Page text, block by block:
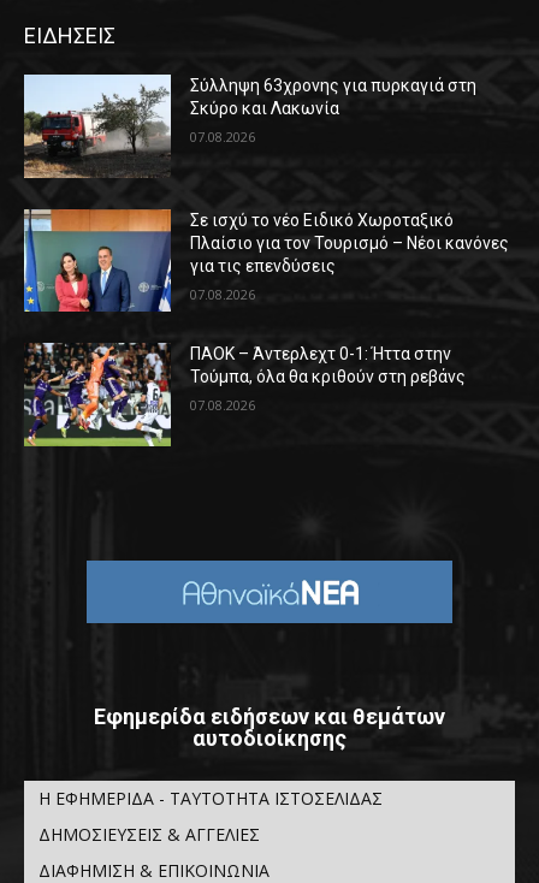
ΕΙΔΗΣΕΙΣ
Σύλληψη 63χρονης για πυρκαγιά στη
Σκύρο και Λακωνία
07.08.2026
Σε ισχύ το νέο Ειδικό Χωροταξικό
Πλαίσιο για τον Τουρισμό – Νέοι κανόνες
για τις επενδύσεις
07.08.2026
ΠΑΟΚ – Άντερλεχτ 0-1: Ήττα στην
Τούμπα, όλα θα κριθούν στη ρεβάνς
07.08.2026
Εφημερίδα ειδήσεων και θεμάτων
αυτοδιοίκησης
Η ΕΦΗΜΕΡΙΔΑ - ΤΑΥΤΟΤΗΤΑ ΙΣΤΟΣΕΛΙΔΑΣ
ΔΗΜΟΣΙΕΥΣΕΙΣ & ΑΓΓΕΛΙΕΣ
ΔΙΑΦΗΜΙΣΗ & ΕΠΙΚΟΙΝΩΝΙΑ